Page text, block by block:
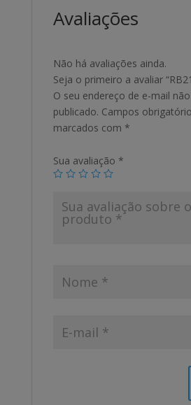
Avaliações
Não há avaliações ainda.
Seja o primeiro a avaliar
O seu endereço de e-mail
publicado. Campos
marcados com *
Sua avaliação *